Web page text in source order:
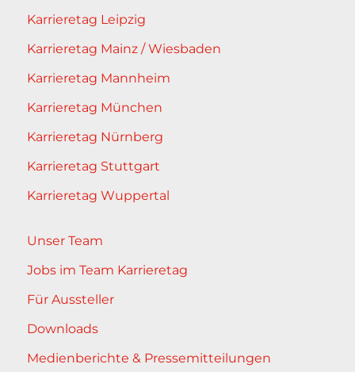
Karrieretag Leipzig
Karrieretag Mainz / Wiesbaden
Karrieretag Mannheim
Karrieretag München
Karrieretag Nürnberg
Karrieretag Stuttgart
Karrieretag Wuppertal
Unser Team
Jobs im Team Karrieretag
Für Aussteller
Downloads
Medienberichte & Pressemitteilungen